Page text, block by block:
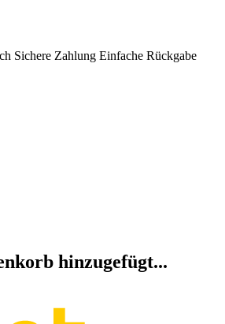
Sichere Zahlung Einfache Rückgabe
hinzugefügt...